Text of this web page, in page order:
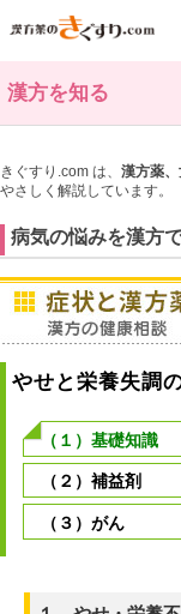
漢方を知る
きぐすり.com は、 漢方薬
やさしく解説しています。
病気の悩みを漢方
やせと栄養失調
（１）基礎知識
（２）補益剤
（３）がん